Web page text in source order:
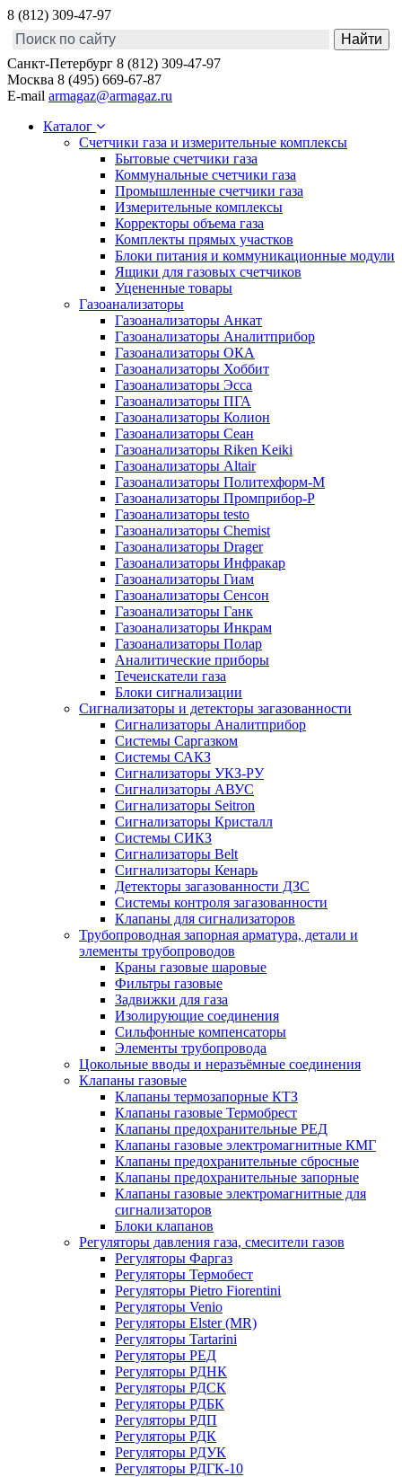
8 (812) 309-47-97
Санкт-Петербург 8 (812) 309-47-97
Москва 8 (495) 669-67-87
E-mail armagaz@armagaz.ru
Каталог
Счетчики газа и измерительные комплексы
Бытовые счетчики газа
Коммунальные счетчики газа
Промышленные счетчики газа
Измерительные комплексы
Корректоры объема газа
Комплекты прямых участков
Блоки питания и коммуникационные модули
Ящики для газовых счетчиков
Уцененные товары
Газоанализаторы
Газоанализаторы Анкат
Газоанализаторы Аналитприбор
Газоанализаторы ОКА
Газоанализаторы Хоббит
Газоанализаторы Эсса
Газоанализаторы ПГА
Газоанализаторы Колион
Газоанализаторы Сеан
Газоанализаторы Riken Keiki
Газоанализаторы Altair
Газоанализаторы Политехформ-М
Газоанализаторы Промприбор-Р
Газоанализаторы testo
Газоанализаторы Chemist
Газоанализаторы Drager
Газоанализаторы Инфракар
Газоанализаторы Гиам
Газоанализаторы Сенсон
Газоанализаторы Ганк
Газоанализаторы Инкрам
Газоанализаторы Полар
Аналитические приборы
Течеискатели газа
Блоки сигнализации
Сигнализаторы и детекторы загазованности
Сигнализаторы Аналитприбор
Системы Саргазком
Системы САКЗ
Сигнализаторы УКЗ-РУ
Сигнализаторы АВУС
Сигнализаторы Seitron
Сигнализаторы Кристалл
Системы СИКЗ
Сигнализаторы Belt
Сигнализаторы Кенарь
Детекторы загазованности ДЗС
Системы контроля загазованности
Клапаны для сигнализаторов
Трубопроводная запорная арматура, детали и
элементы трубопроводов
Краны газовые шаровые
Фильтры газовые
Задвижки для газа
Изолирующие соединения
Сильфонные компенсаторы
Элементы трубопровода
Цокольные вводы и неразъёмные соединения
Клапаны газовые
Клапаны термозапорные КТЗ
Клапаны газовые Термобрест
Клапаны предохранительные РЕД
Клапаны газовые электромагнитные КМГ
Клапаны предохранительные сбросные
Клапаны предохранительные запорные
Клапаны газовые электромагнитные для
сигнализаторов
Блоки клапанов
Регуляторы давления газа, смесители газов
Регуляторы Фаргаз
Регуляторы Термобест
Регуляторы Pietro Fiorentini
Регуляторы Venio
Регуляторы Elster (MR)
Регуляторы Tartarini
Регуляторы РЕД
Регуляторы РДНК
Регуляторы РДСК
Регуляторы РДБК
Регуляторы РДП
Регуляторы РДК
Регуляторы РДУК
Регуляторы РДГК-10